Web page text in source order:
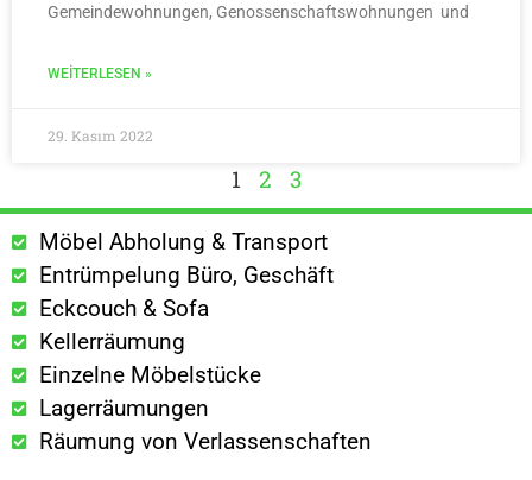
Gemeindewohnungen, Genossenschaftswohnungen und
WEITERLESEN »
29. Kasım 2022
1 2 3
Möbel Abholung & Transport
Entrümpelung Büro, Geschäft
Eckcouch & Sofa
Kellerräumung
Einzelne Möbelstücke
Lagerräumungen
Räumung von Verlassenschaften